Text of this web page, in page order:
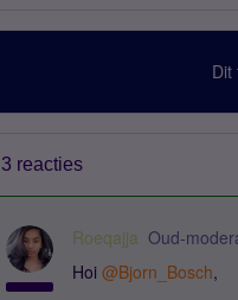
Dit
3 reacties
Roeqajja Oud-
Hoi @Bjorn_Bosch,